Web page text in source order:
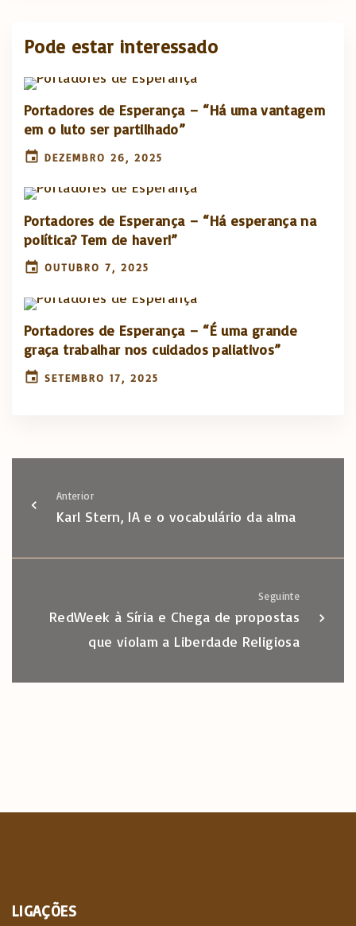
Pode estar interessado
Portadores de Esperança – “Há uma vantagem
em o luto ser partilhado”
DEZEMBRO 26, 2025
Portadores de Esperança – “Há esperança na
política? Tem de haver!”
OUTUBRO 7, 2025
Portadores de Esperança – “É uma grande
graça trabalhar nos cuidados paliativos”
SETEMBRO 17, 2025
Anterior
Karl Stern, IA e o vocabulário da alma
Seguinte
RedWeek à Síria e Chega de propostas
que violam a Liberdade Religiosa
LIGAÇÕES